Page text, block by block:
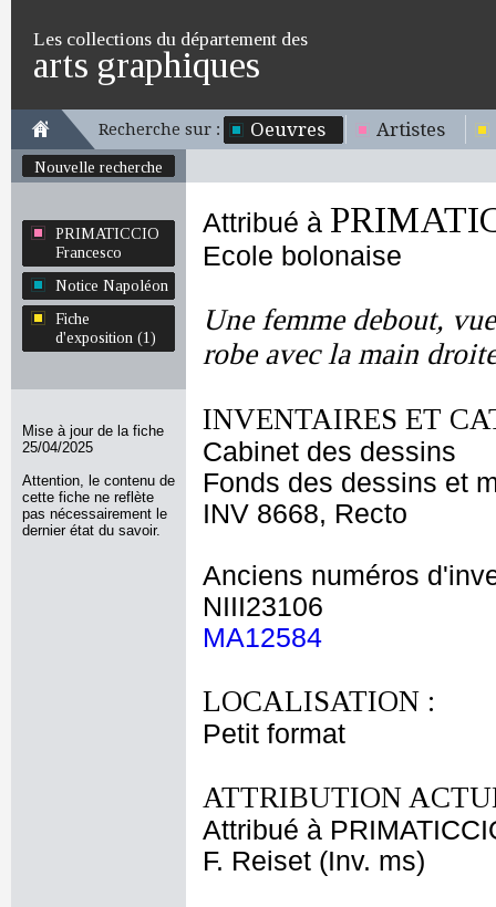
Les collections du département des
arts graphiques
Recherche sur : Oeuvres Artistes
Nouvelle recherche
PRIMATICCIO
Francesco
Notice Napoléon
Fiche
d'exposition (1)
Mise à jour de la fiche
25/04/2025
Attention, le contenu de
cette fiche ne reflète
pas nécessairement le
dernier état du savoir.
Attribué à
Ecole bolonaise
Une femme debout,
robe avec la main
INVENTAIRES ET
Cabinet des dessins
Fonds des dessins et
INV 8668, Recto
Anciens numéros
NIII23106
MA12584
LOCALISATION :
Petit format
ATTRIBUTION
Attribué à
F. Reiset (Inv. ms)